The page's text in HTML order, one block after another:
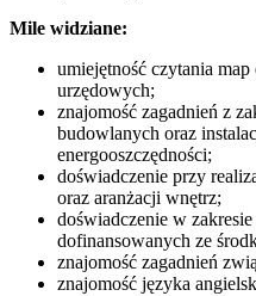
Mile widziane:
umiejętność czytania
urzędowych;
znajomość zagadnień z
budowlanych oraz
energooszczędności;
doświadczenie przy
oraz aranżacji wnętrz;
doświadczenie w
dofinansowanych ze
znajomość zagadnień
znajomość języka